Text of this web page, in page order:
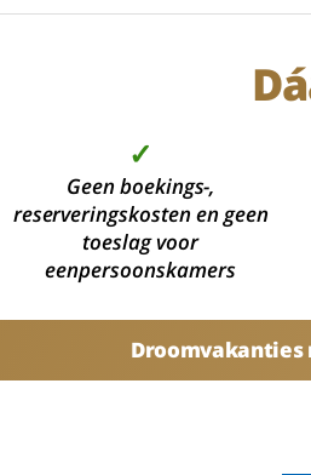
✓
Geen boekings-,
reserveringskosten en geen
toeslag voor
eenpersoonskamers
Droomvakanties